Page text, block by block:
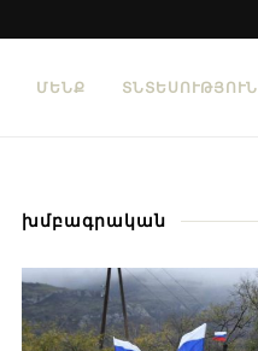
ՄԵՆՔ ՏՆՏԵՍՈՒԹՅՈՒՆ
խմբագրական